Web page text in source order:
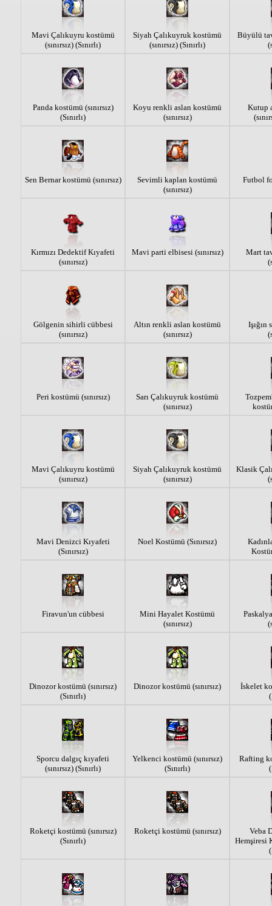
Mavi Çalıkuyru kostümü
(sınırsız) (Sınırlı)
Siyah Çalıkuyruk kostümü
(sınırsız) (Sınırlı)
Büyülü
Panda kostümü (sınırsız)
(Sınırlı)
Koyu renkli aslan kostümü
(sınırsız)
Kutup
Sen Bernar kostümü (sınırsız)
Sevimli kaplan kostümü
(sınırsız)
Futbol
Kırmızı Dedektif Kıyafeti
(sınırsız)
Mavi parti elbisesi (sınırsız)
Mart
Gölgenin sihirli cübbesi
(sınırsız)
Altın renkli aslan kostümü
(sınırsız)
Peri kostümü (sınırsız)
Sarı Çalıkuyruk kostümü
(sınırsız)
Mavi Çalıkuyru kostümü
(sınırsız)
Siyah Çalıkuyruk kostümü
(sınırsız)
Klasik
Mavi Denizci Kıyafeti
(Sınırsız)
Noel Kostümü (Sınırsız)
Firavun'un cübbesi
Mini Hayalet Kostümü
(sınırsız)
Dinozor kostümü (sınırsız)
(Sınırlı)
Dinozor kostümü (sınırsız)
İskelet
Sporcu dalgıç kıyafeti
(sınırsız) (Sınırlı)
Yelkenci kostümü (sınırsız)
(Sınırlı)
Rafting
Roketçi kostümü (sınırsız)
(Sınırlı)
Roketçi kostümü (sınırsız)
Veba
Hemşiresi